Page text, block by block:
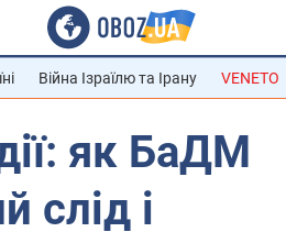
Війна Ізраїлю та Ірану VENETO
як БаДМ
слід і